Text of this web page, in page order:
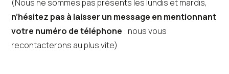
(Nous ne sommes pas présents les lundis et mardis,
n’hésitez pas à laisser un message en mentionnant
votre numéro de téléphone : nous vous
recontacterons au plus vite)